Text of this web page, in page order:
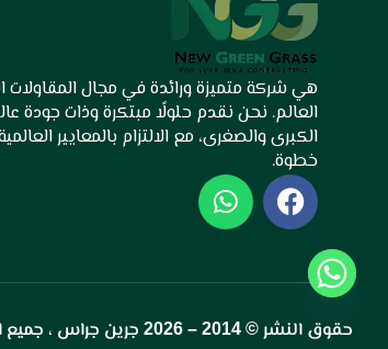
هي شركة متميزة ورائدة في مجال
العالم. نحن نقدم حلولًا مبتكرة وذات جودة
الكبرى والصغرى، مع الالتزام بالمعايير
خطوة.
F
a
c
b
o
W
h
a
s
a حقوق النشر © 2014 – 2026 جرين جراس ،